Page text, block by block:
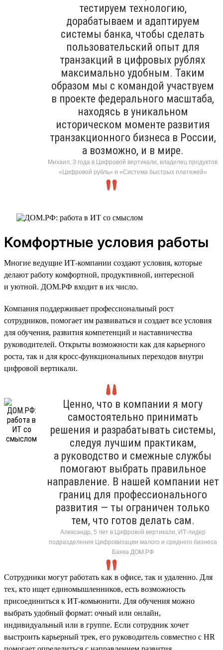
тестируем технологию,
дорабатываем и адаптируем
системы банка, чтобы сделать
пользовательский опыт для
транзакций в цифровых рублях
максимально удобным. Таким
образом мы с командой участвуем
в проекте федерального масштаба,
находясь в уникальном
историческом моменте развития
транзакционного бизнеса в России,
а возможно, и в мире.
Михаил, 3 года в Цифровой вертикали, владелец продуктов
«Цифровой рубль» и «Система быстрых платежей»
Комфортные условия работы
Многие ведущие ИТ-компании создают условия, которые
делают работу комфортной, продуктивной, интересной
и уютной. ДОМ.РФ входит в их число.
Компания поддерживает профессиональный рост
сотрудников, помогает им развиваться и создает все условия
для обучения, развития компетенций и наставничества
руководителей. Открыты возможности как для карьерного
роста, так и для кросс-функциональных переходов внутри
цифровой вертикали.
Ценно, что в компании я могу
самостоятельно принимать
решения и разрабатывать системы,
следуя лучшим практикам,
а руководство и смежные службы
помогают выбрать правильное
направление. В нашей компании нет
границ для профессионального
развития — ты ограничен только
тем, что готов делать сам.
Александр, 5 лет в Цифровой вертикали, ИТ-лидер
подразделения Цифровизации малого и среднего бизнеса
Банка ДОМ.РФ
Сотрудники могут работать как в офисе, так и удаленно. Для
тех, кто ищет единомышленников, есть возможность
присоединиться к ИТ-комьюнити. Для обучения можно
выбрать удобный формат: очный или онлайн,
индивидуальный или в группе. Если сотрудник хочет
выстроить карьерный трек, его руководитель совместно с HR